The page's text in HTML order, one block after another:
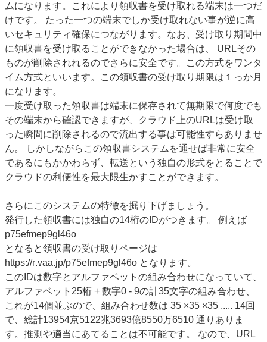
ムになります。これにより領収書を受け取れる端末は一つだ
けです。 たった一つの端末でしか受け取れない事が逆に高
いセキュリティ確保につながります。なお、受け取り期間中
に領収書を受け取ることができなかった場合は、 URLその
ものが削除されれるのでさらに安全です。この方式をワンタ
イム方式といいます。この領収書の受け取り期限は１っか月
になります。
一度受け取った領収書は端末に保存されて無期限で何度でも
その端末から確認できますが、クラウド上のURLは受け取
った瞬間に削除されるので流出する事は可能性すらありませ
ん。 しかしながらこの領収書システムを通せば非常に安全
であるにもかかわらず、転送という独自の形式をとることで
クラウドの利便性を最大限生かすことができます。
さらにこのシステムの特徴を掘り下げましょう。
発行した領収書には独自の14桁のIDがつきます。 例えば
p75efmep9gl46o
となると領収書の受け取りページは
https://r.vaa.jp/p75efmep9gl46o となります。
このIDは数字とアルファベットの組み合わせになっていて、
アルファベット25桁 + 数字0 - 9の計35文字の組み合わせ、
これが14個並ぶので、組み合わせ数は 35 ×35 ×35 ..... 14回
で、総計13954京5122兆3693億8550万6510 通りありま
す。推測や適当にあてることは不可能です。 なので、URL